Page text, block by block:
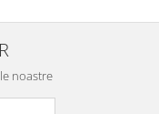
noastre